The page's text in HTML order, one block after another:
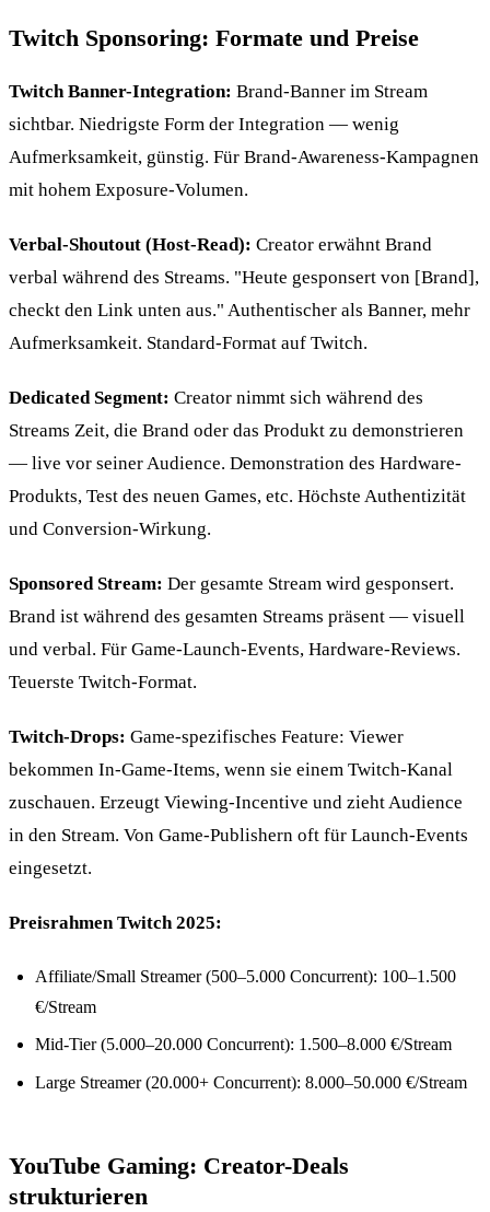
Twitch Sponsoring: Formate und Preise
Twitch Banner-Integration: Brand-Banner im Stream
sichtbar. Niedrigste Form der Integration — wenig
Aufmerksamkeit, günstig. Für Brand-Awareness-Kampagnen
mit hohem Exposure-Volumen.
Verbal-Shoutout (Host-Read): Creator erwähnt Brand
verbal während des Streams. "Heute gesponsert von [Brand],
checkt den Link unten aus." Authentischer als Banner, mehr
Aufmerksamkeit. Standard-Format auf Twitch.
Dedicated Segment: Creator nimmt sich während des
Streams Zeit, die Brand oder das Produkt zu demonstrieren
— live vor seiner Audience. Demonstration des Hardware-
Produkts, Test des neuen Games, etc. Höchste Authentizität
und Conversion-Wirkung.
Sponsored Stream: Der gesamte Stream wird gesponsert.
Brand ist während des gesamten Streams präsent — visuell
und verbal. Für Game-Launch-Events, Hardware-Reviews.
Teuerste Twitch-Format.
Twitch-Drops: Game-spezifisches Feature: Viewer
bekommen In-Game-Items, wenn sie einem Twitch-Kanal
zuschauen. Erzeugt Viewing-Incentive und zieht Audience
in den Stream. Von Game-Publishern oft für Launch-Events
eingesetzt.
Preisrahmen Twitch 2025:
Affiliate/Small Streamer (500–5.000 Concurrent): 100–1.500
€/Stream
Mid-Tier (5.000–20.000 Concurrent): 1.500–8.000 €/Stream
Large Streamer (20.000+ Concurrent): 8.000–50.000 €/Stream
YouTube Gaming: Creator-Deals
strukturieren